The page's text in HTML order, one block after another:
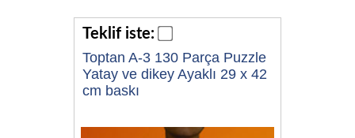
Teklif iste:
Toptan A-3 130 Parça Puzzle
Yatay ve dikey Ayaklı 29 x 42
cm baskı